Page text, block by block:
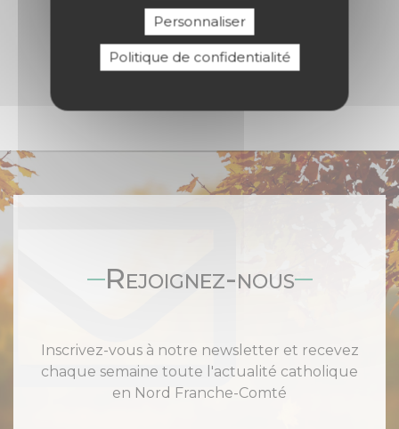
Rejoignez-nous
Inscrivez-vous à notre newsletter et recevez
chaque semaine toute l'actualité catholique
en Nord Franche-Comté
Personnaliser
Politique de confidentialité